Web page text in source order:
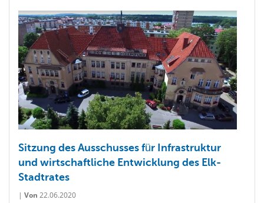
Sitzung des Ausschusses für Infrastruktur
und wirtschaftliche Entwicklung des Elk-
Stadtrates
| Von 22.06.2020